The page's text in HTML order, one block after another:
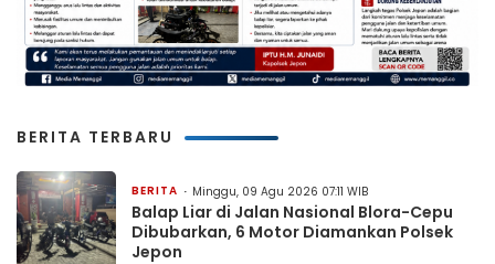
BERITA TERBARU
BERITA Minggu, 09 Agu 2026 07:11 WIB
Balap Liar di Jalan Nasional Blora-Cepu
Dibubarkan, 6 Motor Diamankan Polsek
Jepon